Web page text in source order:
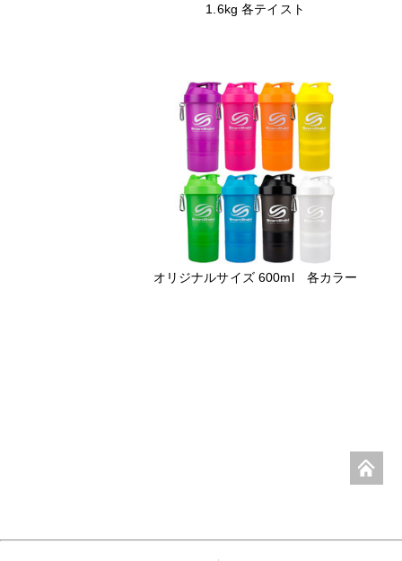
1.6kg 各テイスト
オリジナルサイズ 600ml 各カラー